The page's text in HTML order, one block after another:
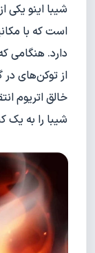
شیبا اینو یکی
است که با
دارد. هنگامی
از توکن‌های
خالق اتریوم
شیبا را به یک